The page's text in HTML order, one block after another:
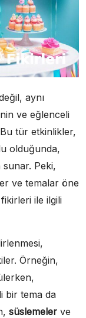
aynı
ve eğlenceli
tür etkinlikler,
olduğunda,
sunar. Peki,
ve temalar öne
ile ilgili
Örneğin,
bir tema da
süslemeler ve